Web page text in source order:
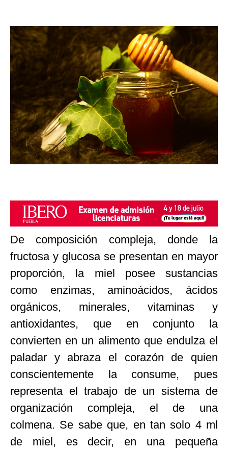
De composición compleja, donde la
fructosa y glucosa se presentan en mayor
proporción, la miel posee sustancias
como enzimas, aminoácidos, ácidos
orgánicos, minerales, vitaminas y
antioxidantes, que en conjunto la
convierten en un alimento que endulza el
paladar y abraza el corazón de quien
conscientemente la consume, pues
representa el trabajo de un sistema de
organización compleja, el de una
colmena. Se sabe que, en tan solo 4 ml
de miel, es decir, en una pequeña